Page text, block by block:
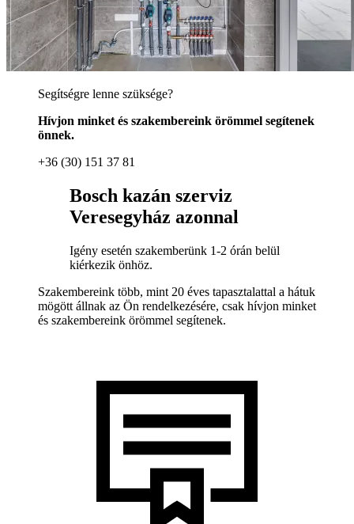
Segítségre lenne szüksége?
Hívjon minket és szakembereink örömmel segítenek
önnek.
+36 (30) 151 37 81
Bosch kazán szerviz
Veresegyház azonnal
Igény esetén szakemberünk 1-2 órán belül
kiérkezik önhöz.
Szakembereink több, mint 20 éves tapasztalattal a hátuk
mögött állnak az Ön rendelkezésére, csak hívjon minket
és szakembereink örömmel segítenek.